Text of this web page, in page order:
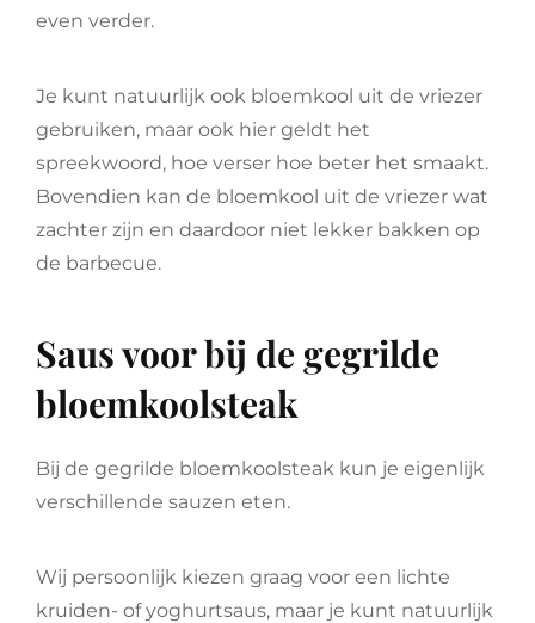
even verder.
Je kunt natuurlijk ook bloemkool uit de vriezer
gebruiken, maar ook hier geldt het
spreekwoord, hoe verser hoe beter het smaakt.
Bovendien kan de bloemkool uit de vriezer wat
zachter zijn en daardoor niet lekker bakken op
de barbecue.
Saus voor bij de gegrilde
bloemkoolsteak
Bij de gegrilde bloemkoolsteak kun je eigenlijk
verschillende sauzen eten.
Wij persoonlijk kiezen graag voor een lichte
kruiden- of yoghurtsaus, maar je kunt natuurlijk